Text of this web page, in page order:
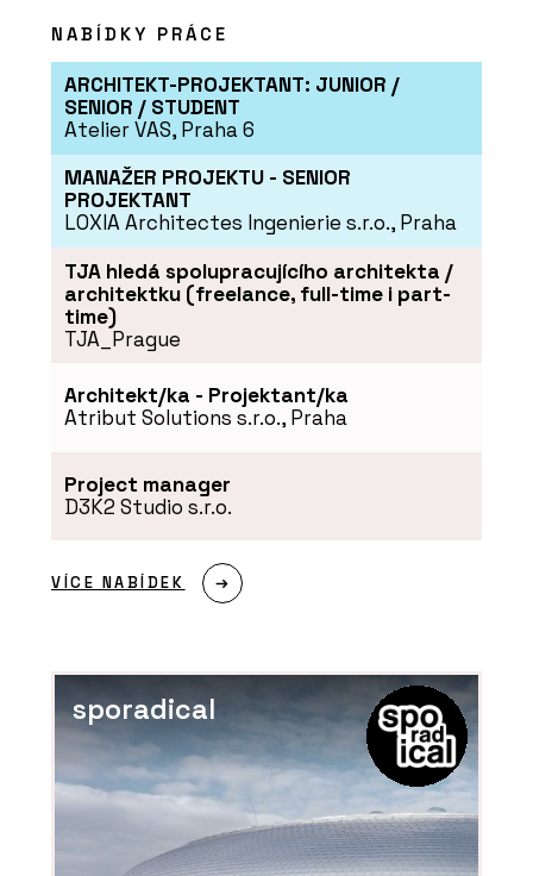
NABÍDKY PRÁCE
ARCHITEKT-PROJEKTANT: JUNIOR /
SENIOR / STUDENT
Atelier VAS, Praha 6
MANAŽER PROJEKTU - SENIOR
PROJEKTANT
LOXIA Architectes Ingenierie s.r.o., Praha
TJA hledá spolupracujícího architekta /
architektku (freelance, full-time i part-
time)
TJA_Prague
Architekt/ka - Projektant/ka
Atribut Solutions s.r.o., Praha
Project manager
D3K2 Studio s.r.o.
VÍCE NABÍDEK
sporadical